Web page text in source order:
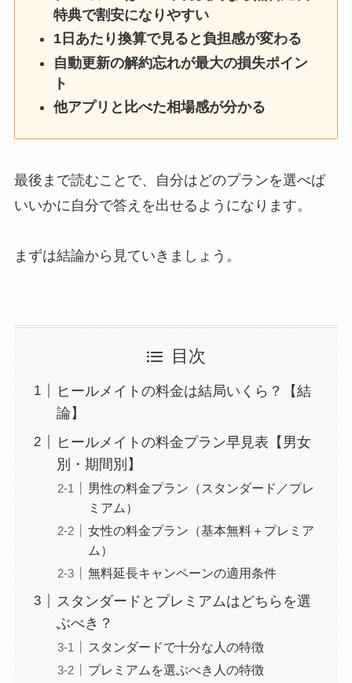
特典で割安になりやすい
1日あたり換算で見ると負担感が変わる
自動更新の解約忘れが最大の損失ポイン
ト
他アプリと比べた相場感が分かる
最後まで読むことで、自分はどのプランを選べば
いいかに自分で答えを出せるようになります。
まずは結論から見ていきましょう。
目次
ヒールメイトの料金は結局いくら？【結
論】
ヒールメイトの料金プラン早見表【男女
別・期間別】
男性の料金プラン（スタンダード／プレ
ミアム）
女性の料金プラン（基本無料＋プレミア
ム）
無料延長キャンペーンの適用条件
スタンダードとプレミアムはどちらを選
ぶべき？
スタンダードで十分な人の特徴
プレミアムを選ぶべき人の特徴